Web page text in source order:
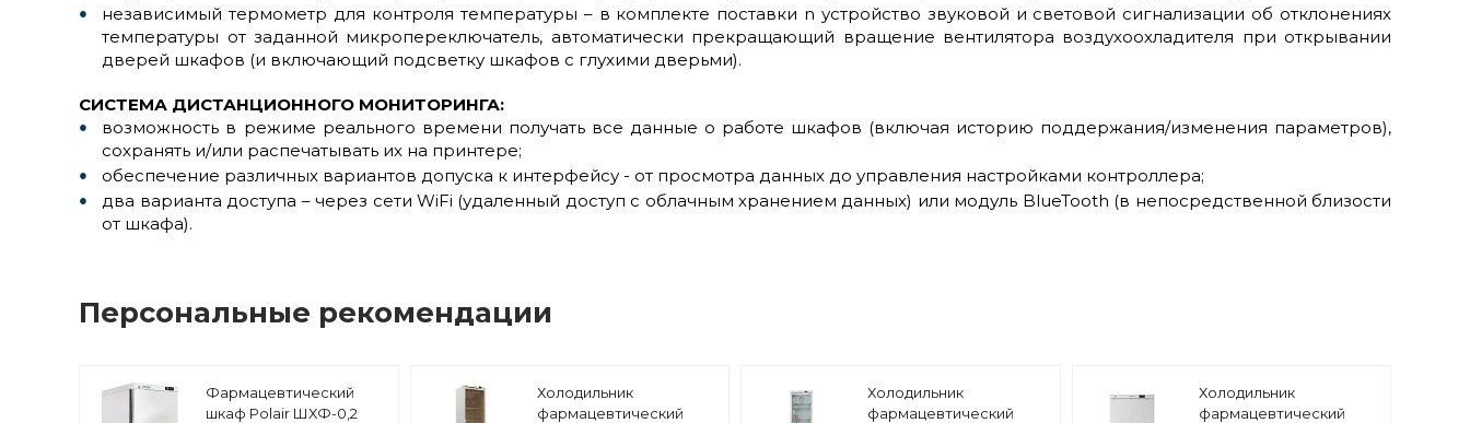
независимый термометр для контроля температуры – в комплекте поставки n устройство звуковой и световой сигнализации об отклонениях
температуры от заданной микропереключатель, автоматически прекращающий вращение вентилятора воздухоохладителя при открывании
дверей шкафов (и включающий подсветку шкафов с глухими дверьми).
СИСТЕМА ДИСТАНЦИОННОГО МОНИТОРИНГА:
возможность в режиме реального времени получать все данные о работе шкафов (включая историю поддержания/изменения параметров),
сохранять и/или распечатывать их на принтере;
обеспечение различных вариантов допуска к интерфейсу - от просмотра данных до управления настройками контроллера;
два варианта доступа – через сети WiFi (удаленный доступ с облачным хранением данных) или модуль BlueTooth (в непосредственной близости
от шкафа).
Персональные рекомендации
Фармацевтический
шкаф Polair ШХФ-0,2
Холодильник
фармацевтический
Холодильник
фармацевтический
Холодильник
фармацевтический